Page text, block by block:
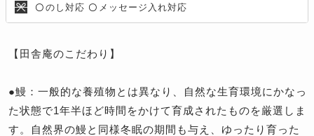
〇 のし対応 〇 メッセージ入れ対応
【田舎庵のこだわり】
●鰻：一般的な養殖物とは異なり、自然な生育環境にかなっ
た状態で1年半ほど時間をかけて育成されたものを厳選しま
す。自然界の鰻と同様冬眠の期間も与え、ゆったり育った